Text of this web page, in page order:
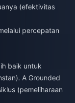
(efektivitas
percepatan
baik untuk
A Grounded
(pemeliharaan